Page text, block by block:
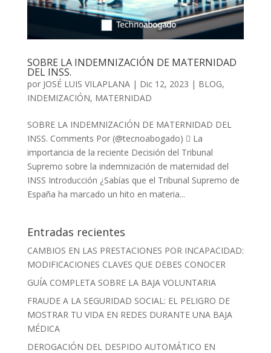
SOBRE LA INDEMNIZACIÓN DE MATERNIDAD
DEL INSS.
por JOSÉ LUIS VILAPLANA| Dic 12, 2023 | BLOG,
INDEMIZACIÓN, MATERNIDAD
SOBRE LA INDEMNIZACIÓN DE MATERNIDAD DEL
INSS. Comments Por (@tecnoabogado)  La
importancia de la reciente Decisión del Tribunal
Supremo sobre la indemnización de maternidad del
INSS Introducción ¿Sabías que el Tribunal Supremo de
España ha marcado un hito en materia...
Entradas recientes
CAMBIOS EN LAS PRESTACIONES POR INCAPACIDAD:
MODIFICACIONES CLAVES QUE DEBES CONOCER
GUÍA COMPLETA SOBRE LA BAJA VOLUNTARIA
FRAUDE A LA SEGURIDAD SOCIAL: EL PELIGRO DE
MOSTRAR TU VIDA EN REDES DURANTE UNA BAJA
MÉDICA
DEROGACIÓN DEL DESPIDO AUTOMÁTICO EN